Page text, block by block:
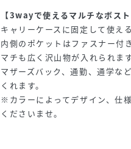
【3wayで使えるマルチなボスト
キャリーケースに固定して使え
内側のポケットはファスナー付
マチも広く沢山物が入れられます
マザーズバック、通勤、通学な
くれます。
※カラーによってデザイン、仕
くださいませ。